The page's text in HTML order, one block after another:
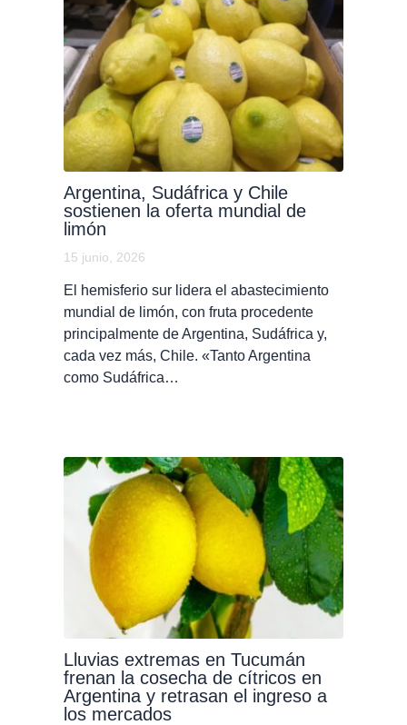
Argentina, Sudáfrica y Chile
sostienen la oferta mundial de
limón
15 junio, 2026
El hemisferio sur lidera el abastecimiento
mundial de limón, con fruta procedente
principalmente de Argentina, Sudáfrica y,
cada vez más, Chile. «Tanto Argentina
como Sudáfrica…
Lluvias extremas en Tucumán
frenan la cosecha de cítricos en
Argentina y retrasan el ingreso a
los mercados